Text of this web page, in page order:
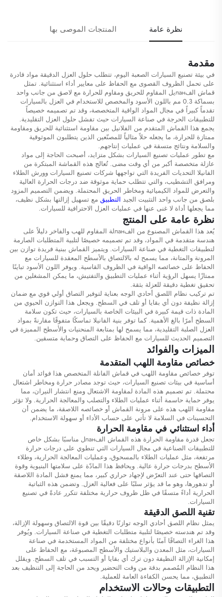
نظرة عامة المنتجات الموصى بها
مقدمة
في بيئة تصنيع السيارات الصعبة اليوم، تتطلب حلول العزل الدقيقة مواد قادرة
على تحمل الظروف القصوى مع الحفاظ على معايير أداء استثنائية. تمثل
قماش الفланيل المقاوم للحريق ومقاوم للحرارة مع لاصق من جانب واحد
بسماكة 0.3 مم باللون الأسود والمخصص للاستخدام في العزل بالسيارات
تقدماً كبيراً في مجال المواد الواقية المتخصصة، وقد تم تصميمه خصيصاً
للتطبيقات الحرجة في صناعة السيارات حيث تفشل حلول العزل التقليدية.
يجمع هذا القماش المتقدم من الفلانيل بين مقاومة استثنائية للحريق ومقاومة
ممتازة للحرارة، ما يجعله حلاً مثالياً للمصنّعين الذين يتطلبون الموثوقية
والسلامة ونتائج متسقة في عمليات إنتاجهم.
مع تطور عمليات تصنيع السيارات بشكل متزايد، أصبحت الحاجة إلى مواد
عازلة متخصصة أكبر من أي وقت مضى. تُعالج هذه القماشة المبتكرة من
الفانيلا التحديات الفريدة التي تواجهها شركات تصنيع السيارات وورش الطلاء
ومرافق التشطيب، والتي تتطلب حماية موثوقة ضد درجات الحرارة العالية
والتعرض للمواد الكيميائية ومخاطر الحريق المحتملة. ويضمن التصميم المزود
بلصق من جانب واحد التثبيت الجيد التطبيق مع تسهيل إزالتها بشكل نظيف،
مما يجعلها أداة لا غنى عنها في عمليات العزل الاحترافية للسيارات.
نظرة عامة على المنتج
يُعد هذا القماش المصنوع من الفланلة المقاوم للهب والفاخر دليلاً على
هندسة متقدمة في المواد، وقد تم تصميمه خصيصًا لتلبية المتطلبات الصارمة
لتطبيقات التغطية في صناعة السيارات. ويتميز القماش ببنية فريدة توازن بين
المرونة والمتانة، مما يسمح له بالالتصاق بالأسطح المعقدة للسيارات مع
الحفاظ على خصائصه الواقية في الظروف القاسية. ويوفر اللون الأسود تباينًا
ممتازًا يسهل الرؤية أثناء عمليات التطبيق والتفتيش، ما يمكن المشغلين من
تحقيق تغطية دقيقة للعزلة بثقة.
تم تركيب نظام اللصق أحادي الوجه بعناية لتوفير التصاق أولي قوي مع ضمان
إزالة نظيفة دون أي بقايا أو تلف في السطح. ويجعل هذا التوازن الحيوي من
المادة ذات قيمة كبيرة في البيئات الخاصة بالسيارات، حيث تكون سلامة
السطح أمرًا بالغ الأهمية. كما توفر بنية الفانيلا تماسكًا متفوقًا مقارنةً بمواد
العزل الصلبة التقليدية، مما يسمح لها بمتابعة المنحنيات والأسطح المميزة في
التصميم الحديث للسيارات مع الحفاظ على التصاق وحماية متسقين.
الميزات والفوائد
خصائص مقاومة اللهب المتقدمة
توفر خصائص مقاومة اللهب في قماش الفانلة المتخصص هذا فوائد أمان
أساسية في بيئات تصنيع السيارات، حيث توجد مصادر حرارة ومخاطر اشتعال
محتملة. تم تصميم هذه المادة لمقاومة الاشتعال ومنع انتشار النيران، مما
يوفر حماية حاسمة أثناء عمليات الطلاء والتصلب والمعالجة الحرارية. ولا تؤثر
مقاومة اللهب هذه على مرونة القماش أو خصائصه اللاصقة، ما يضمن أن
التحسينات في السلامة لا تأتي على حساب الأداء أو سهولة الاستخدام.
أداء استثنائي في مقاومة الحرارة
تجعل قدرة مقاومة الحرارة هذه القماش الفланل مناسبًا بشكل خاص
للتطبيقات الصناعية في مجال السيارات التي تنطوي على درجات حرارة
مرتفعة، مثل عمليات الطلاء بالمسحوق، وعمليات المعالجة الحرارية، وطلاء
الأسطح بدرجات حرارة عالية. ويحافظ هذا المادّة على سلامتها البنيوية وقوة
التصاقها حتى عند التعرّض لإجهاد حراري كبير، مما يمنع فشل المادة اللاصقة
أو تدهورها، وهو ما قد يؤثر سلبًا على فعالية العزل. وتضمن هذه الثباتية
الحرارية أداءً متسقًا في ظل ظروف حرارية مختلفة تتكرر عادةً في تصنيع
السيارات.
تقنية اللصق الدقيقة
يمثل نظام اللصق أحادي الوجه توازنًا دقيقًا بين قوة الالتصاق وسهولة الإزالة،
وقد تم هندسته خصيصًا لتلبية متطلبات التغطية في صناعة السيارات. ويُوفر
هذا الغراء التصاقًا آمنًا بأنواع مختلفة من المواد المستخدمة في صناعة
السيارات، مثل المعدن والبلاستيك والأسطح المصبوغة، مع الحفاظ على
إمكانية الإزالة النظيفة دون ترك أي بقايا أو التسبب في تلف السطح. ويقلل
هذا النظام المُصمم بدقة من وقت التحضير ويحد من الحاجة إلى التنظيف بعد
التطبيق، مما يحسن الكفاءة العامة للعملية.
التطبيقات وحالات الاستخدام